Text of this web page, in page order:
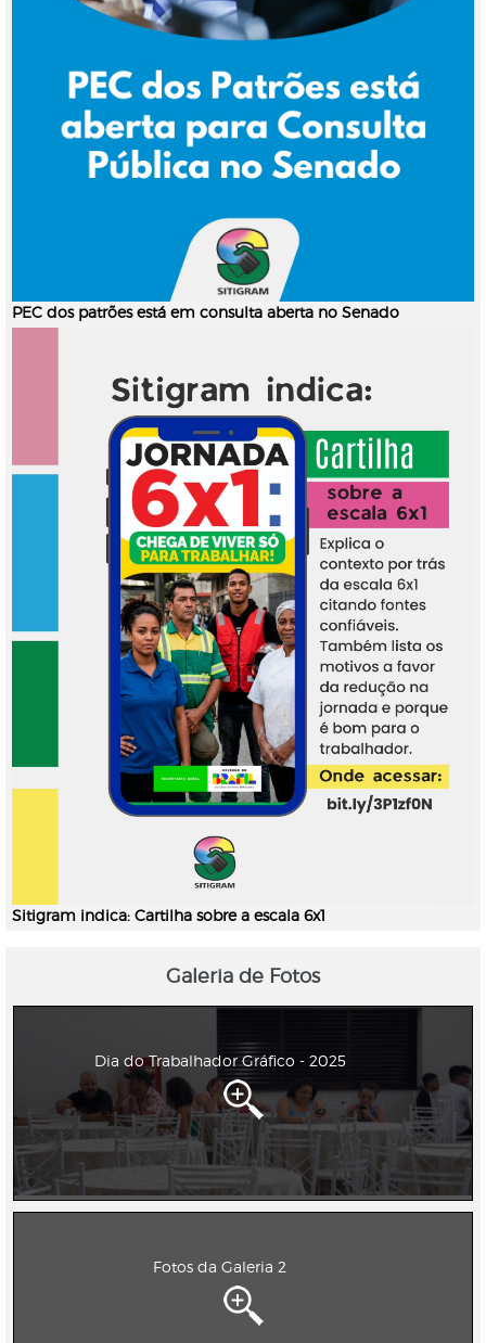
PEC dos patrões está em consulta aberta no Senado
Sitigram indica: Cartilha sobre a escala 6x1
Galeria de Fotos
Dia do Trabalhador Gráfico - 2025
Fotos da Galeria 2